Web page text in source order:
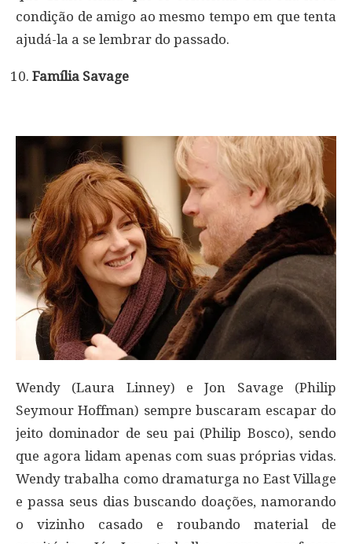
condição de amigo ao mesmo tempo em que tenta
ajudá-la a se lembrar do passado.
Família Savage
Wendy (Laura Linney) e Jon Savage (Philip
Seymour Hoffman) sempre buscaram escapar do
jeito dominador de seu pai (Philip Bosco), sendo
que agora lidam apenas com suas próprias vidas.
Wendy trabalha como dramaturga no East Village
e passa seus dias buscando doações, namorando
o vizinho casado e roubando material de